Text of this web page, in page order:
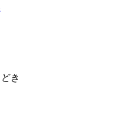
き